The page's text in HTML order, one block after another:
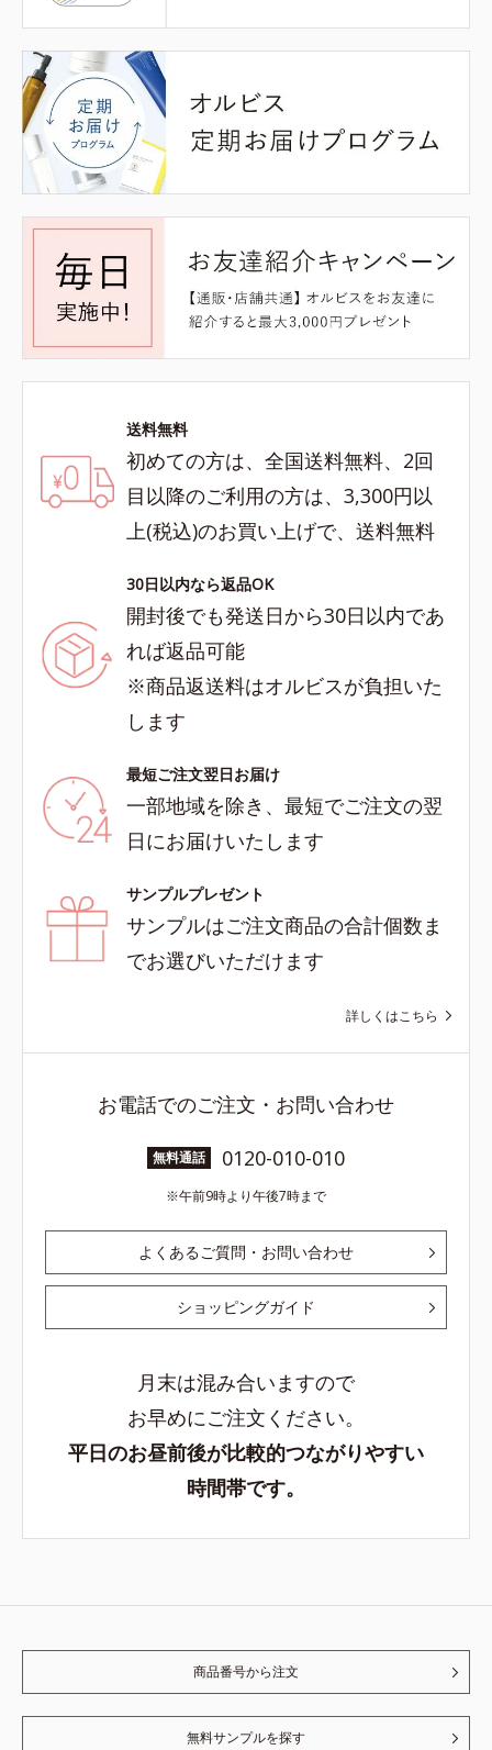
送料無料
初めての方は、全国送料無料、2回
目以降のご利用の方は、3,300円以
上(税込)のお買い上げで、送料無料
30日以内なら返品OK
開封後でも発送日から30日以内であ
れば返品可能
※商品返送料はオルビスが負担いた
します
最短ご注文翌日お届け
一部地域を除き、最短でご注文の翌
日にお届けいたします
サンプルプレゼント
サンプルはご注文商品の合計個数ま
でお選びいただけます
詳しくはこちら
お電話でのご注文・お問い合わせ
無料通話 0120-010-010
午前9時より午後7時まで
よくあるご質問・お問い合わせ
ショッピングガイド
月末は混み合いますので
お早めにご注文ください。
平日のお昼前後が比較的つながりやすい
時間帯です。
商品番号から注文
無料サンプルを探す